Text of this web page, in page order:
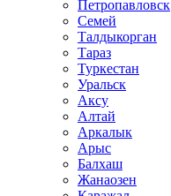
Петропавловск
Семей
Талдыкорган
Тараз
Туркестан
Уральск
Аксу
Алтай
Аркалык
Арыс
Балхаш
Жанаозен